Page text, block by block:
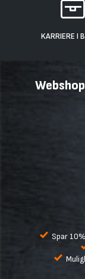
KARRIERE I
Spar